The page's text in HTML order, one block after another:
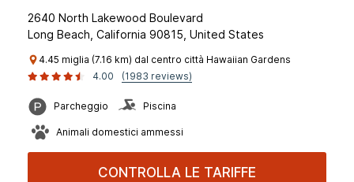
2640 North Lakewood Boulevard
Long Beach, California 90815, United States
4.45 miglia (7.16 km) dal centro città Hawaiian Gardens
4.00
(1983 reviews)
Parcheggio Piscina
Animali domestici ammessi
CONTROLLA LE TARIFFE